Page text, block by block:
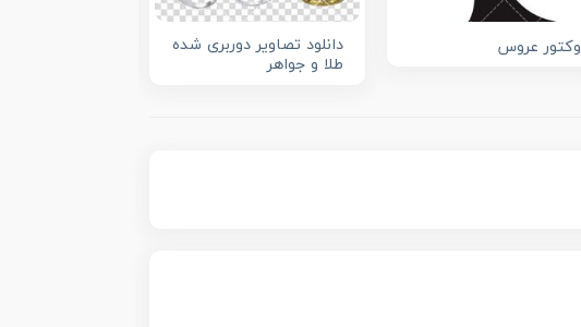
وکتور عروس
دانلود تصاویر دوربری شده
طلا و جواهر